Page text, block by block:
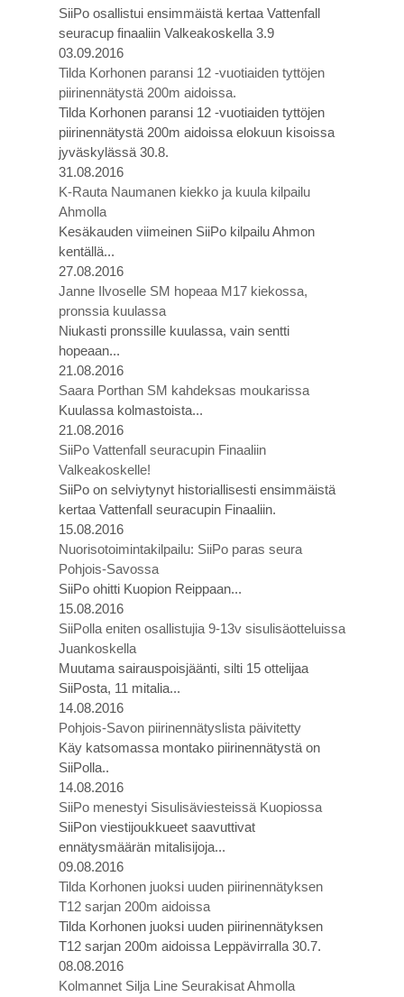
SiiPo osallistui ensimmäistä kertaa Vattenfall
seuracup finaaliin Valkeakoskella 3.9
03.09.2016
Tilda Korhonen paransi 12 -vuotiaiden tyttöjen
piirinennätystä 200m aidoissa.
Tilda Korhonen paransi 12 -vuotiaiden tyttöjen
piirinennätystä 200m aidoissa elokuun kisoissa
jyväskylässä 30.8.
31.08.2016
K-Rauta Naumanen kiekko ja kuula kilpailu
Ahmolla
Kesäkauden viimeinen SiiPo kilpailu Ahmon
kentällä...
27.08.2016
Janne Ilvoselle SM hopeaa M17 kiekossa,
pronssia kuulassa
Niukasti pronssille kuulassa, vain sentti
hopeaan...
21.08.2016
Saara Porthan SM kahdeksas moukarissa
Kuulassa kolmastoista...
21.08.2016
SiiPo Vattenfall seuracupin Finaaliin
Valkeakoskelle!
SiiPo on selviytynyt historiallisesti ensimmäistä
kertaa Vattenfall seuracupin Finaaliin.
15.08.2016
Nuorisotoimintakilpailu: SiiPo paras seura
Pohjois-Savossa
SiiPo ohitti Kuopion Reippaan...
15.08.2016
SiiPolla eniten osallistujia 9-13v sisulisäotteluissa
Juankoskella
Muutama sairauspoisjäänti, silti 15 ottelijaa
SiiPosta, 11 mitalia...
14.08.2016
Pohjois-Savon piirinennätyslista päivitetty
Käy katsomassa montako piirinennätystä on
SiiPolla..
14.08.2016
SiiPo menestyi Sisulisäviesteissä Kuopiossa
SiiPon viestijoukkueet saavuttivat
ennätysmäärän mitalisijoja...
09.08.2016
Tilda Korhonen juoksi uuden piirinennätyksen
T12 sarjan 200m aidoissa
Tilda Korhonen juoksi uuden piirinennätyksen
T12 sarjan 200m aidoissa Leppävirralla 30.7.
08.08.2016
Kolmannet Silja Line Seurakisat Ahmolla